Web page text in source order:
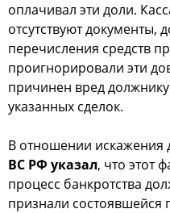
оплачивал эти доли.
отсутствуют документы,
перечисления средств
проигнорировали эти
причинен вред
указанных сделок.
В отношении искажения
ВС РФ указал, что этот
процесс банкротства
признали состоявшейся